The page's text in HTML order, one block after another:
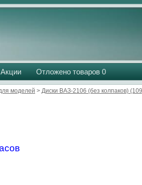
Акции Отложено товаров 0
моделей > Диски ВАЗ-2106 (без колпаков)